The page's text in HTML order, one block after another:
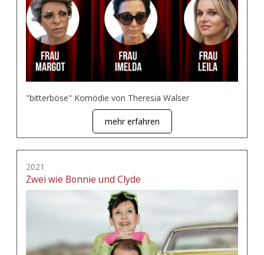
"bitterböse" Komödie von Theresia Walser
mehr erfahren
2021
Zwei wie Bonnie und Clyde